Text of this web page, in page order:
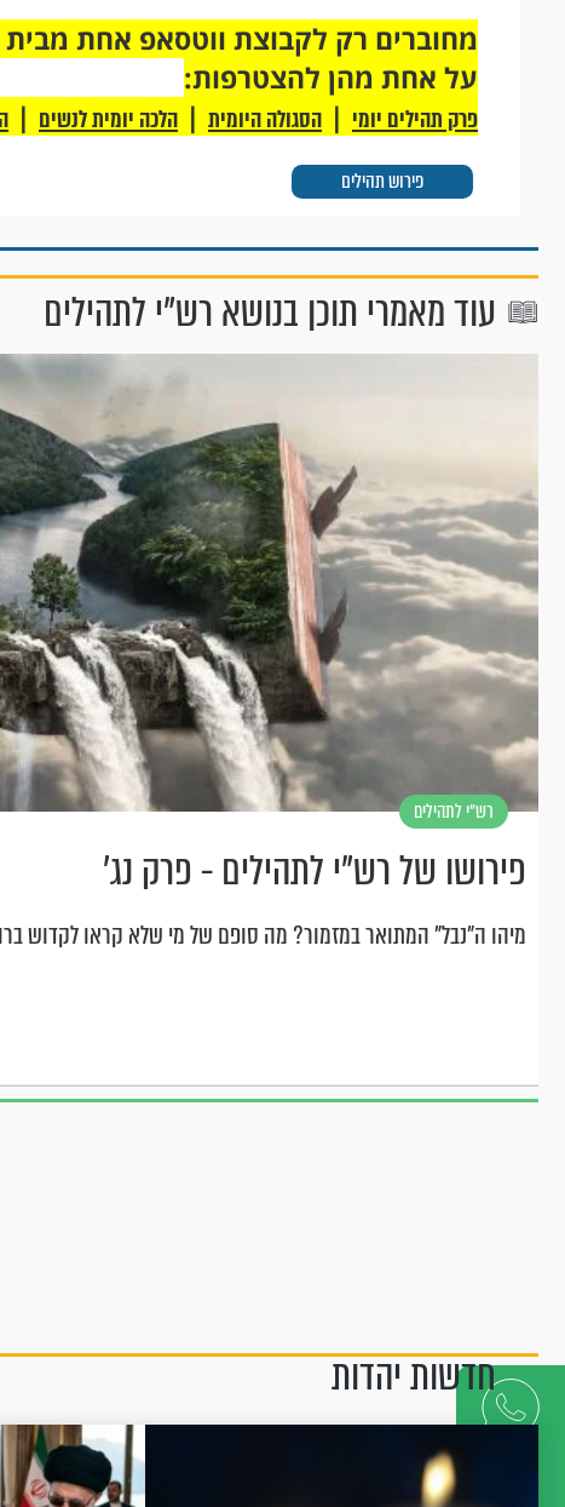
פירוש תהילים
על אחת מהן להצטרפות:
פרק תהילים יומי | הסגולה היומית | הלכה יומית לנשים |
עוד מאמרי תוכן בנושא רש"י לתהילים
רש"י לתהילים
פירושו של רש"י לתהילים - פרק נג’
מיהו ה"נבל" המתואר במזמור? מה סופם של מי שלא קראו לקדוש
חדשות יהדות